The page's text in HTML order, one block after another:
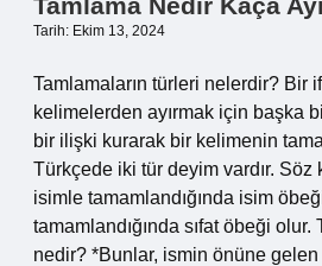
Tarih: Ekim 13, 2024
Tamlamaların türleri nelerdir? Bir
kelimelerden ayırmak için başka
bir ilişki kurarak bir kelimenin
Türkçede iki tür deyim vardır. Söz
isimle tamamlandığında isim
tamamlandığında sıfat öbeği
nedir? *Bunlar, ismin önüne